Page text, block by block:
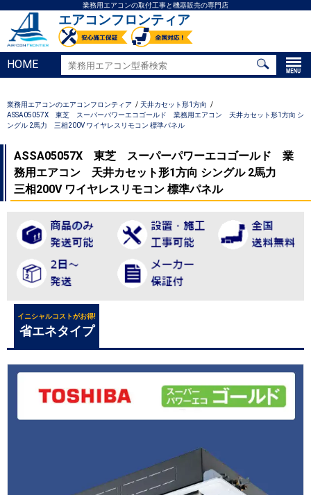
業務用エアコンの取付工事と機器販売の専門店
エアコンフロンティア
HOME
業務用エアコンのエアコンフロンティア
天井カセット形1方向
ASSA05057X 東芝 スーパーパワーエコゴールド 業務用エアコン 天井カセット形1方向 シ
ングル 2馬力 三相200V ワイヤレスリモコン 標準パネル
ASSA05057X 東芝 スーパーパワーエコゴールド 業
務用エアコン 天井カセット形1方向 シングル 2馬力
三相200V ワイヤレスリモコン 標準パネル
イニシャルコストがお得!
省エネタイプ